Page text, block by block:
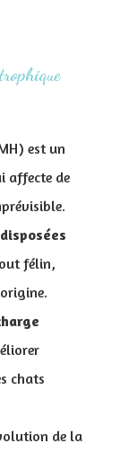
est un
affecte de
félin,
chats
de la